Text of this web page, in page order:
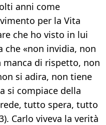
anni come
per la Vita
che ho visto in lui
che «non invidia, non
manca di rispetto, non
si adira, non tiene
si compiace della
tutto spera, tutto
Carlo viveva la verità